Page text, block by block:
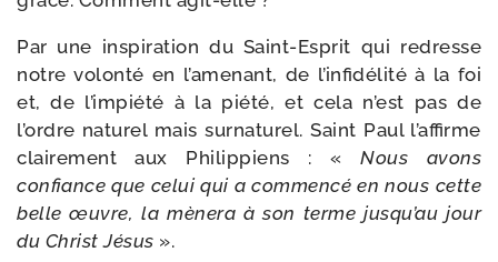
Par une ins­pi­ra­tion du Saint-​Esprit qui redresse
notre volon­té en l’amenant, de l’infidélité à la foi
et, de l’impiété à la pié­té, et cela n’est pas de
l’ordre natu­rel mais sur­na­tu­rel. Saint Paul l’affirme
clai­re­ment aux Philippiens : «Nous avons
confiance que celui qui a com­men­cé en nous cette
belle œuvre, la mène­ra à son terme jusqu’au jour
du Christ Jésus ».